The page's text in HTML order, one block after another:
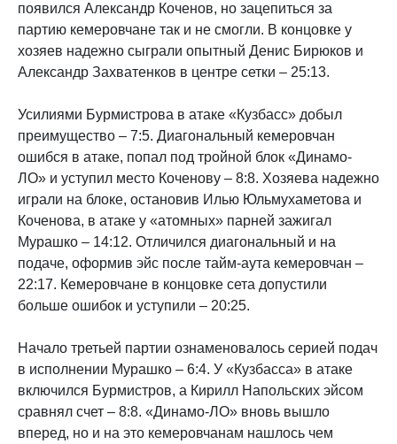
появился Александр Коченов, но зацепиться за
партию кемеровчане так и не смогли. В концовке у
хозяев надежно сыграли опытный Денис Бирюков и
Александр Захватенков в центре сетки – 25:13.
Усилиями Бурмистрова в атаке «Кузбасс» добыл
преимущество – 7:5. Диагональный кемеровчан
ошибся в атаке, попал под тройной блок «Динамо-
ЛО» и уступил место Коченову – 8:8. Хозяева надежно
играли на блоке, остановив Илью Юльмухаметова и
Коченова, в атаке у «атомных» парней зажигал
Мурашко – 14:12. Отличился диагональный и на
подаче, оформив эйс после тайм-аута кемеровчан –
22:17. Кемеровчане в концовке сета допустили
больше ошибок и уступили – 20:25.
Начало третьей партии ознаменовалось серией подач
в исполнении Мурашко – 6:4. У «Кузбасса» в атаке
включился Бурмистров, а Кирилл Напольских эйсом
сравнял счет – 8:8. «Динамо-ЛО» вновь вышло
вперед, но и на это кемеровчанам нашлось чем